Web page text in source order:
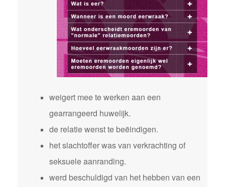
weigert mee te werken aan een
gearrangeerd huwelijk.
de relatie wenst te beëindigen.
het slachtoffer was van verkrachting of
seksuele aanranding.
werd beschuldigd van het hebben van een